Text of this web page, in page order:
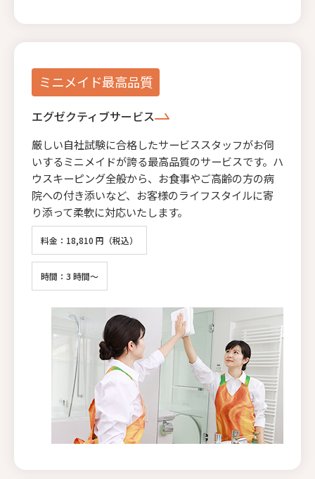
ミニメイド最高品質
エグゼクティブサービス
厳しい自社試験に合格したサービススタッフがお伺
いするミニメイドが誇る最高品質のサービスです。ハ
ウスキーピング全般から、お食事やご高齢の方の病
院への付き添いなど、お客様のライフスタイルに寄
り添って柔軟に対応いたします。
料金：18,810 円（税込）
時間：3 時間～